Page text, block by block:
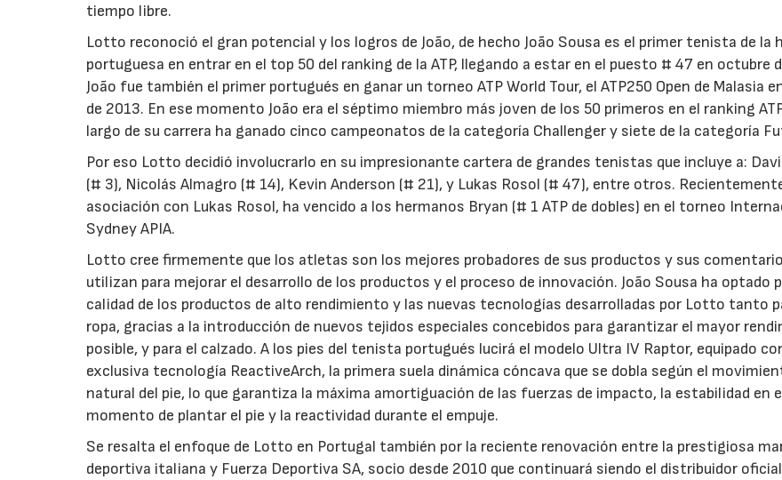
tiempo libre.
Lotto reconoció el gran potencial y los logros de João, de hecho João Sousa es el primer tenista de la
portuguesa en entrar en el top 50 del ranking de la ATP, llegando a estar en el puesto # 47 en octubre
João fue también el primer portugués en ganar un torneo ATP World Tour, el ATP250 Open de Malasia
de 2013. En ese momento João era el séptimo miembro más joven de los 50 primeros en el ranking
largo de su carrera ha ganado cinco campeonatos de la categoría Challenger y siete de la categoría
Por eso Lotto decidió involucrarlo en su impresionante cartera de grandes tenistas que incluye a:
(# 3), Nicolás Almagro (# 14), Kevin Anderson (# 21), y Lukas Rosol (# 47), entre otros.
asociación con Lukas Rosol, ha vencido a los hermanos Bryan (# 1 ATP de dobles) en el torneo
Sydney APIA.
Lotto cree firmemente que los atletas son los mejores probadores de sus productos y sus
utilizan para mejorar el desarrollo de los productos y el proceso de innovación. João Sousa ha optado
calidad de los productos de alto rendimiento y las nuevas tecnologías desarrolladas por Lotto tanto
ropa, gracias a la introducción de nuevos tejidos especiales concebidos para garantizar el mayor
posible, y para el calzado. A los pies del tenista portugués lucirá el modelo Ultra IV Raptor, equipado
exclusiva tecnología ReactiveArch, la primera suela dinámica cóncava que se dobla según el
natural del pie, lo que garantiza la máxima amortiguación de las fuerzas de impacto, la estabilidad en
momento de plantar el pie y la reactividad durante el empuje.
Se resalta el enfoque de Lotto en Portugal también por la reciente renovación entre la prestigiosa
deportiva italiana y Fuerza Deportiva SA, socio desde 2010 que continuará siendo el distribuidor